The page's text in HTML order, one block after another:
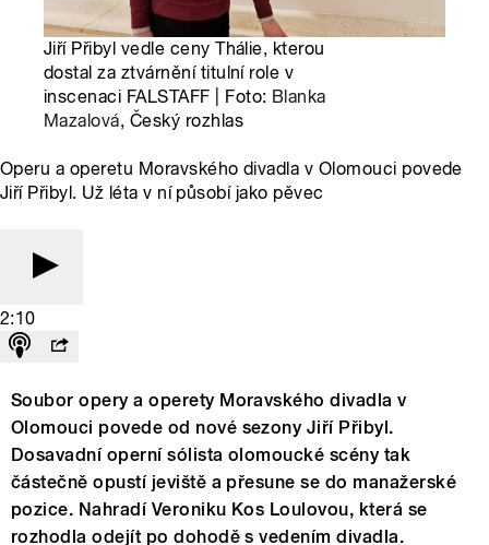
Jiří Přibyl vedle ceny Thálie, kterou
dostal za ztvárnění titulní role v
inscenaci FALSTAFF | Foto: Blanka
Mazalová, Český rozhlas
Operu a operetu Moravského divadla v Olomouci povede
Jiří Přibyl. Už léta v ní působí jako pěvec
2:10
Soubor opery a operety Moravského divadla v
Olomouci povede od nové sezony Jiří Přibyl.
Dosavadní operní sólista olomoucké scény tak
částečně opustí jeviště a přesune se do manažerské
pozice. Nahradí Veroniku Kos Loulovou, která se
rozhodla odejít po dohodě s vedením divadla.